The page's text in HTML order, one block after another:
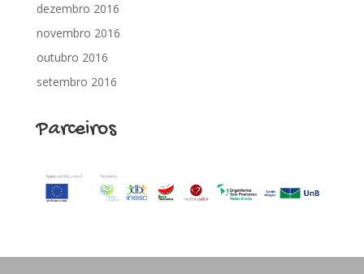
dezembro 2016
novembro 2016
outubro 2016
setembro 2016
Parceiros